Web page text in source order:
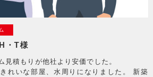
・T様
見積もりが他社より安価でした。
れいな部屋、水周りになりました。 新築